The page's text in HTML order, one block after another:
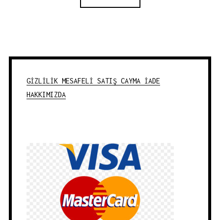
GİZLİLİK MESAFELİ SATIŞ CAYMA İADE
HAKKIMIZDA